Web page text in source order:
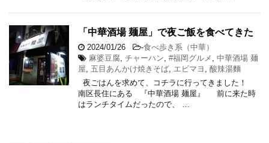
「中華酒場 麺屋」で夜ご飯を食べてきた
2024/01/26 -食べ歩き系（中華）
麻婆豆腐 チャーハン #福岡グルメ
中華酒場 麺
屋 五目あんかけ焼きそば エビマヨ
酸辣湯麵
夜ごはんを求めて、コチラに行ってきました！
南区長住にある 『中華酒場 麺屋』 前に来た時
はランチタイムだったので、 …